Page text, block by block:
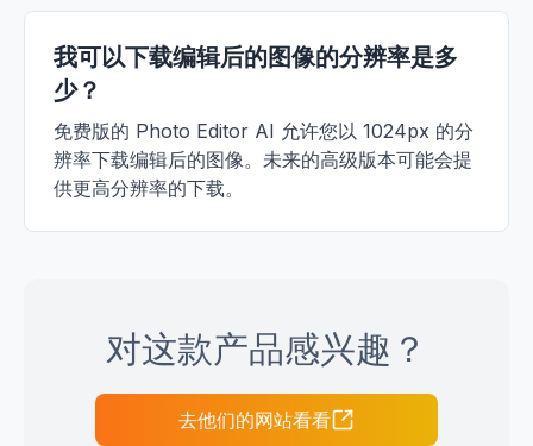
我可以下载编辑后的图像的分辨率是多
少？
免费版的 Photo Editor AI 允许您以 1024px 的分
辨率下载编辑后的图像。未来的高级版本可能会提
供更高分辨率的下载。
对这款产品感兴趣？
去他们的网站看看